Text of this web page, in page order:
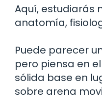
Aquí, estudiarás
anatomía,
Puede parecer
pero piensa en
sólida base en
sobre arena